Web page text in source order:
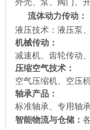
外壳、泵、阀门、
流体动力传动：
液压技术：液压泵
机械传动：
减速机、齿轮传动
压缩空气技术：
空气压缩机、空压
轴承产品：
标准轴承、专用轴
智能物流与仓储：